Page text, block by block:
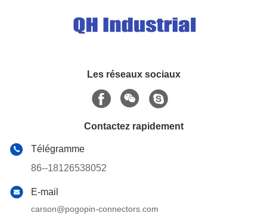
Les réseaux sociaux
Contactez rapidement
Télégramme
86--18126538052
E-mail
carson@pogopin-connectors.com